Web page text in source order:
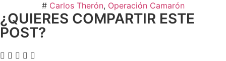
# Carlos Therón, Operación Camarón
¿QUIERES COMPARTIR ESTE
POST?